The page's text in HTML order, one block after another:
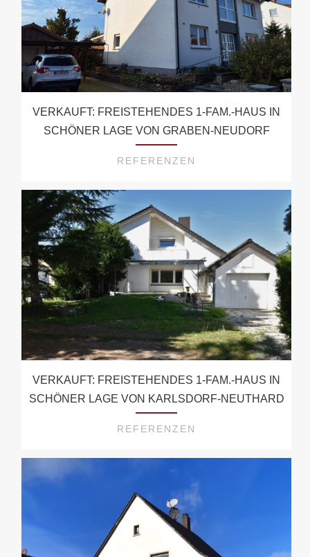
VERKAUFT: FREISTEHENDES 1-FAM.-HAUS IN
SCHÖNER LAGE VON GRABEN-NEUDORF
REFERENZEN
VERKAUFT: FREISTEHENDES 1-FAM.-HAUS IN
SCHÖNER LAGE VON KARLSDORF-NEUTHARD
REFERENZEN